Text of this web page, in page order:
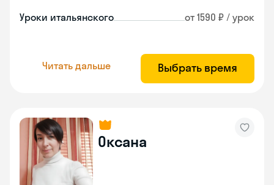
Уроки итальянского от 1590 ₽ / урок
Читать дальше Выбрать время
Оксана